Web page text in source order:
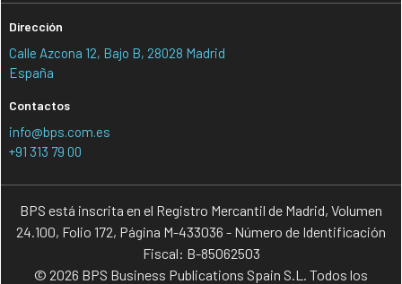
Dirección
Calle Azcona 12, Bajo B, 28028 Madrid
España
Contactos
info@bps.com.es
+91 313 79 00
BPS está inscrita en el Registro Mercantil de Madrid, Volumen
24.100, Folio 172, Página M-433036 - Número de Identificación
Fiscal: B-85062503
© 2026 BPS Business Publications Spain S.L. Todos los